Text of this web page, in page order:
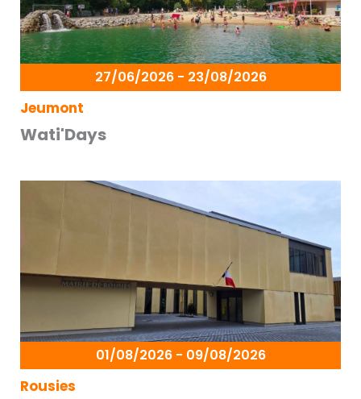
27/06/2026 - 23/08/2026
Jeumont
Wati'Days
01/08/2026 - 09/08/2026
Rousies